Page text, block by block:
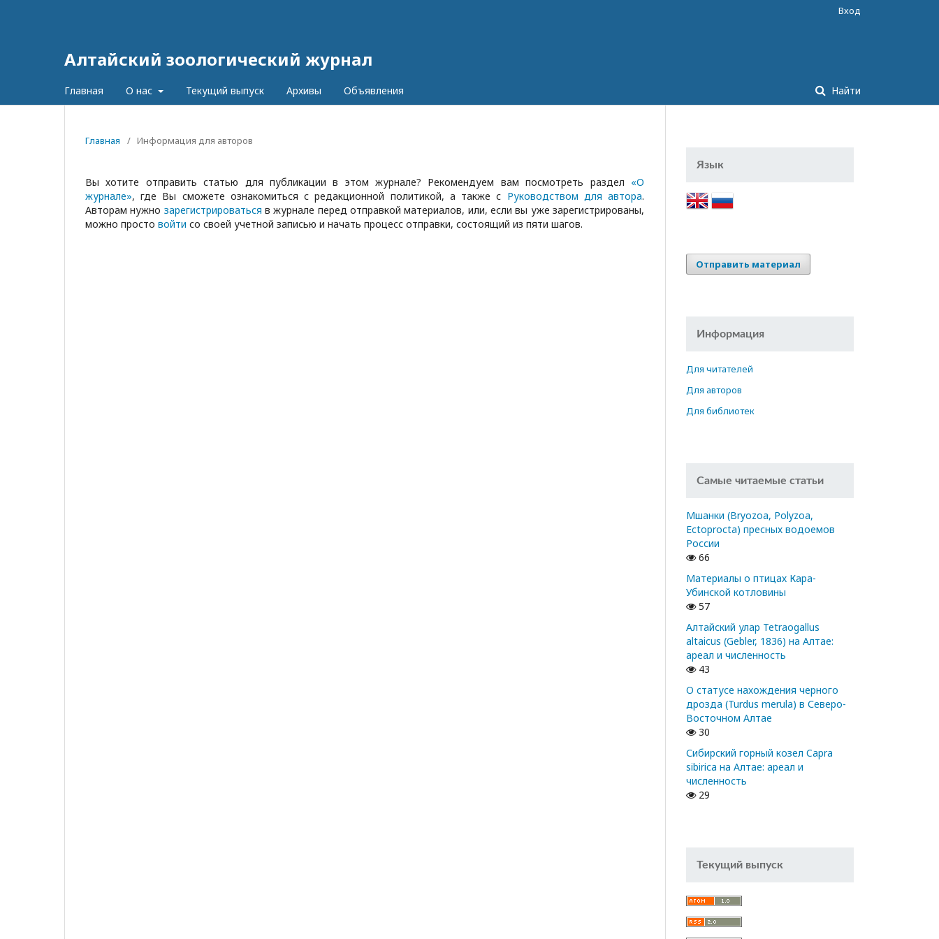
Алтайский зоологический журнал
Главная О нас Текущий выпуск Архивы Объявления Найти
Вход
Главная / Информация для авторов
Вы хотите отправить статью для публикации в этом журнале? Рекомендуем вам посмотреть раздел «О
журнале», где Вы сможете ознакомиться с редакционной политикой, а также с Руководством для автора.
Авторам нужно зарегистрироваться в журнале перед отправкой материалов, или, если вы уже зарегистрированы,
можно просто войти со своей учетной записью и начать процесс отправки, состоящий из пяти шагов.
Язык
Отправить материал
Информация
Для читателей
Для авторов
Для библиотек
Самые читаемые статьи
Мшанки (Bryozoa, Polyzoa,
Ectoprocta) пресных водоемов
России
66
Материалы о птицах Кара-
Убинской котловины
57
Алтайский улар Tetraogallus
altaicus (Gebler, 1836) на Алтае:
ареал и численность
43
О статусе нахождения черного
дрозда (Turdus merula) в Северо-
Восточном Алтае
30
Сибирский горный козел Capra
sibirica на Алтае: ареал и
численность
29
Текущий выпуск